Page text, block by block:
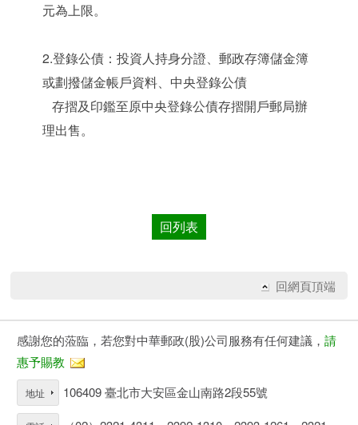
元為上限。
2.登錄公債：投資人持身分證、郵政存簿儲金簿
或劃撥儲金帳戶資料、中央登錄公債
存摺及印鑑至原中央登錄公債存摺開戶郵局辦
理出售。
回列表
回網頁頂端
感謝您的蒞臨，若您對中華郵政(股)公司服務有任何建議， 請
惠予賜教
地址 106409 臺北市大安區金山南路2段55號